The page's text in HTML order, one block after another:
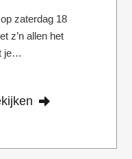
zaterdag 18
z’n allen het
je…